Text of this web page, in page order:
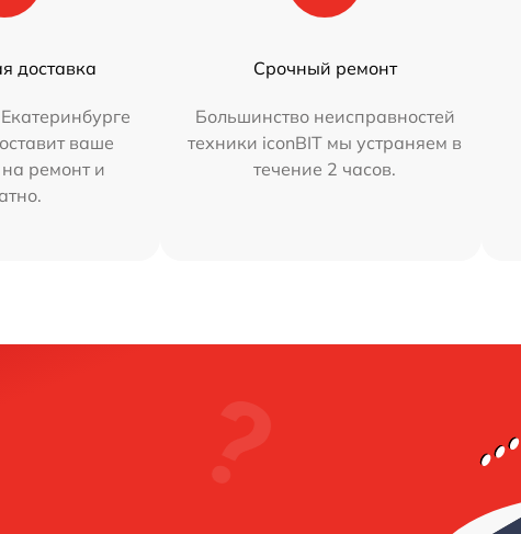
доставка
ваше
на ремонт и
Срочный ремонт
Большинство неисправностей
техники iconBIT мы устраняем в
течение 2 часов.